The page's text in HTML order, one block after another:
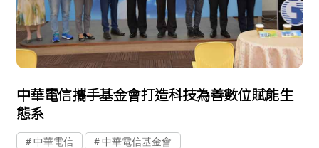
中華電信攜手基金會打造科技為善數位賦能生
態系
中華電信
中華電信基金會